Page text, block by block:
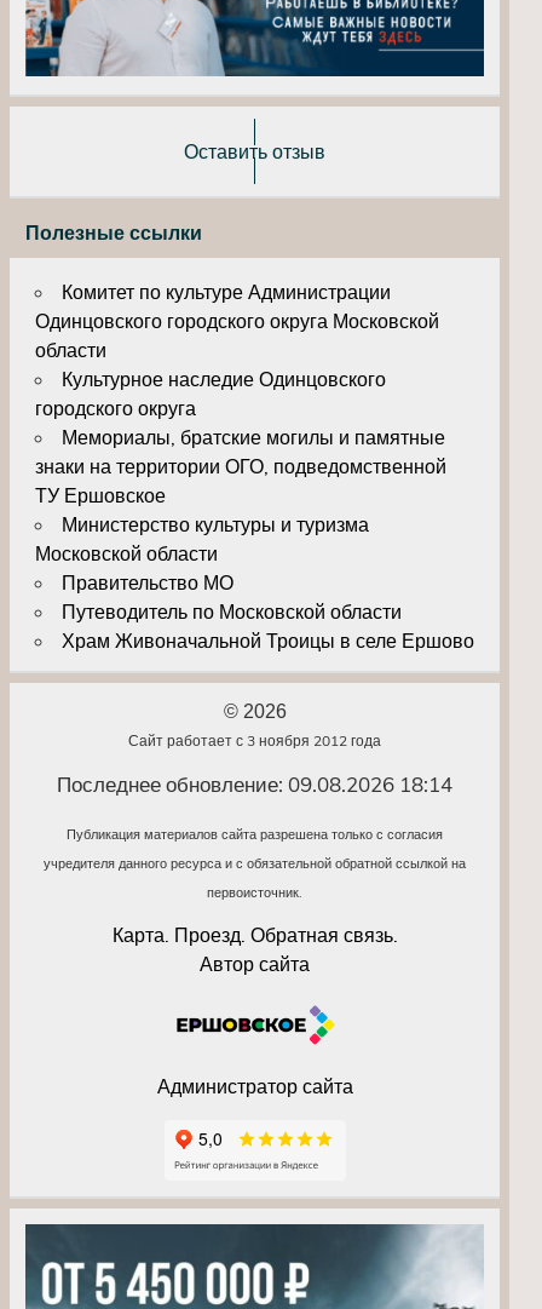
Оставить отзыв
Полезные ссылки
Комитет по культуре Администрации
Одинцовского городского округа Московской
области
Культурное наследие Одинцовского
городского округа
Мемориалы, братские могилы и памятные
знаки на территории ОГО, подведомственной
ТУ Ершовское
Министерство культуры и туризма
Московской области
Правительство МО
Путеводитель по Московской области
Храм Живоначальной Троицы в селе Ершово
© 2026
Сайт работает с 3 ноября 2012 года
Последнее обновление: 09.08.2026 18:14
Публикация материалов сайта разрешена только с согласия
учредителя данного ресурса и с обязательной обратной ссылкой на
первоисточник.
Карта. Проезд. Обратная связь.
Автор сайта
Администратор сайта